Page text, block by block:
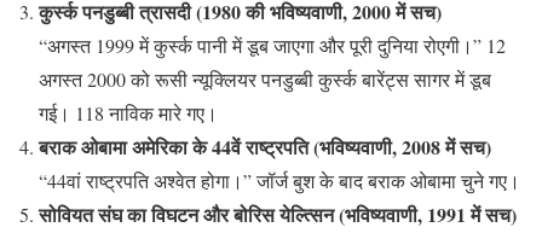
कुर्स्क पनडुब्बी त्रासदी (1980 की भविष्यवाणी, 2000 में सच)
“अगस्त 1999 में कुर्स्क पानी में डूब जाएगा और पूरी दुनिया रोएगी।” 12
अगस्त 2000 को रूसी न्यूक्लियर पनडुब्बी कुर्स्क बारेंट्स सागर में डूब
गई। 118 नाविक मारे गए।
बराक ओबामा अमेरिका के 44वें राष्ट्रपति (भविष्यवाणी, 2008 में सच)
“44वां राष्ट्रपति अश्वेत होगा।” जॉर्ज बुश के बाद बराक ओबामा चुने गए।
सोवियत संघ का विघटन और बोरिस येल्त्सिन (भविष्यवाणी, 1991 में सच)